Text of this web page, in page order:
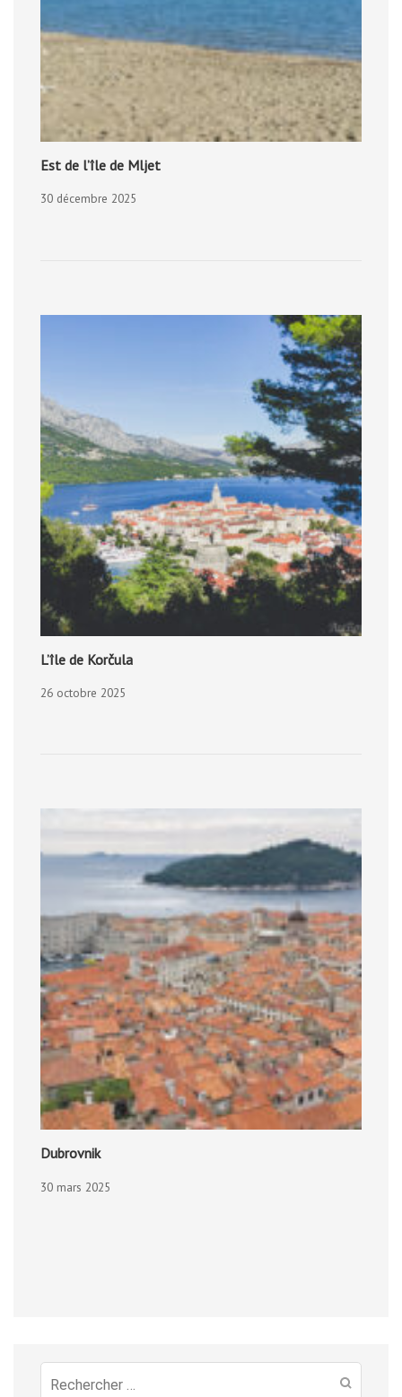
Est de l’île de Mljet
30 décembre 2025
L’île de Korčula
26 octobre 2025
Dubrovnik
30 mars 2025
Recherche